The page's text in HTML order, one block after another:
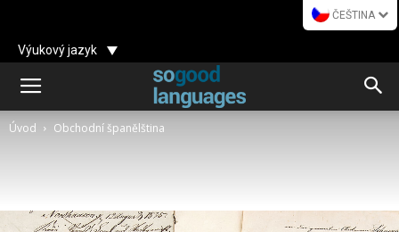
ČEŠTINA
Výukový jazyk
Úvod Obchodní španělština